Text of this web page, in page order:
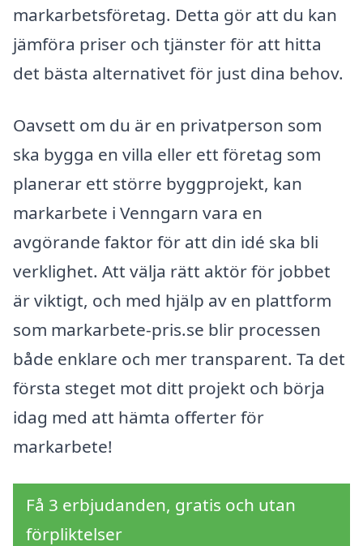
markarbetsföretag. Detta gör att du kan
jämföra priser och tjänster för att hitta
det bästa alternativet för just dina behov.
Oavsett om du är en privatperson som
ska bygga en villa eller ett företag som
planerar ett större byggprojekt, kan
markarbete i Venngarn vara en
avgörande faktor för att din idé ska bli
verklighet. Att välja rätt aktör för jobbet
är viktigt, och med hjälp av en plattform
som markarbete-pris.se blir processen
både enklare och mer transparent. Ta det
första steget mot ditt projekt och börja
idag med att hämta offerter för
markarbete!
Få 3 erbjudanden, gratis och utan
förpliktelser